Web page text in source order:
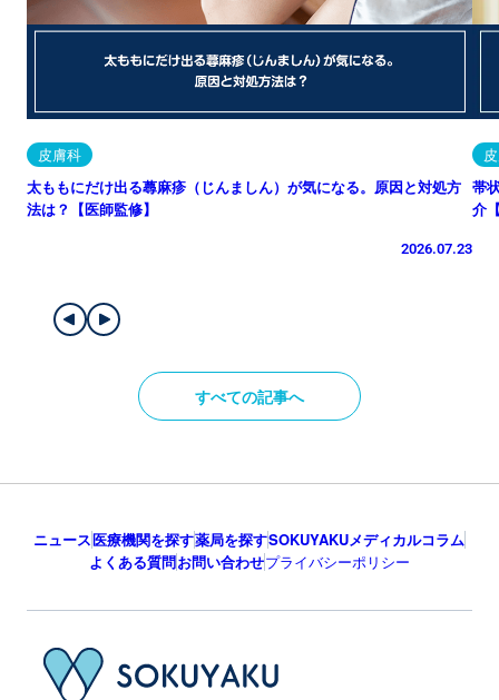
皮膚科
太ももにだけ出る蕁麻疹（じんましん）が気になる。原因と対処方
法は？【医師監修】
2026.07.23
帯
介
すべての記事へ
ニュース医療機関を探す薬局を探すSOKUYAKUメディカルコラム
よくある質問お問い合わせプライバシーポリシー